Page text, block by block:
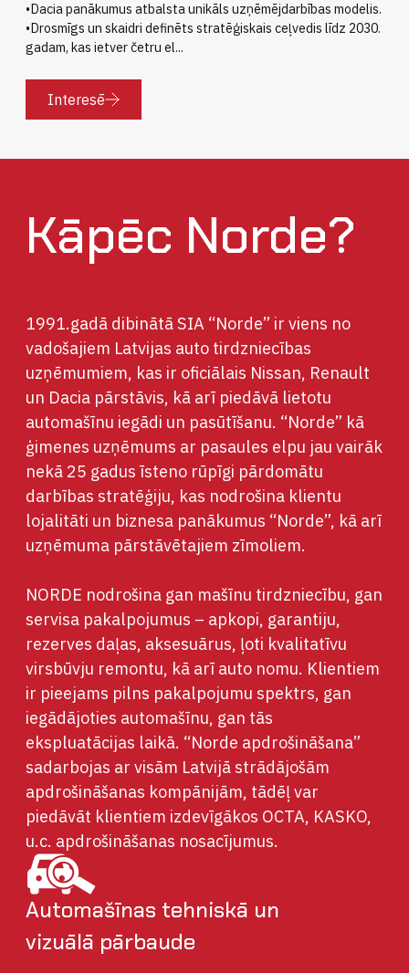
•Dacia panākumus atbalsta unikāls uzņēmējdarbības modelis.
•Drosmīgs un skaidri definēts stratēģiskais ceļvedis līdz 2030.
gadam, kas ietver četru el...
Interesē
Kāpēc Norde?
1991.gadā dibinātā SIA “Norde” ir viens no
vadošajiem Latvijas auto tirdzniecības
uzņēmumiem, kas ir oficiālais Nissan, Renault
un Dacia pārstāvis, kā arī piedāvā lietotu
automašīnu iegādi un pasūtīšanu. “Norde” kā
ģimenes uzņēmums ar pasaules elpu jau vairāk
nekā 25 gadus īsteno rūpīgi pārdomātu
darbības stratēģiju, kas nodrošina klientu
lojalitāti un biznesa panākumus “Norde”, kā arī
uzņēmuma pārstāvētajiem zīmoliem.
NORDE nodrošina gan mašīnu tirdzniecību, gan
servisa pakalpojumus – apkopi, garantiju,
rezerves daļas, aksesuārus, ļoti kvalitatīvu
virsbūvju remontu, kā arī auto nomu. Klientiem
ir pieejams pilns pakalpojumu spektrs, gan
iegādājoties automašīnu, gan tās
ekspluatācijas laikā. “Norde apdrošināšana”
sadarbojas ar visām Latvijā strādājošām
apdrošināšanas kompānijām, tādēļ var
piedāvāt klientiem izdevīgākos OCTA, KASKO,
u.c. apdrošināšanas nosacījumus.
Automašīnas tehniskā un
vizuālā pārbaude